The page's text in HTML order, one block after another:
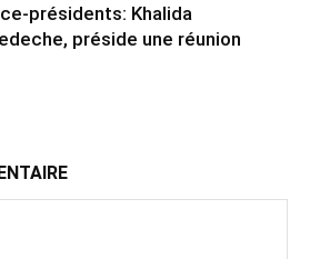
présidents: Khalida
préside une réunion